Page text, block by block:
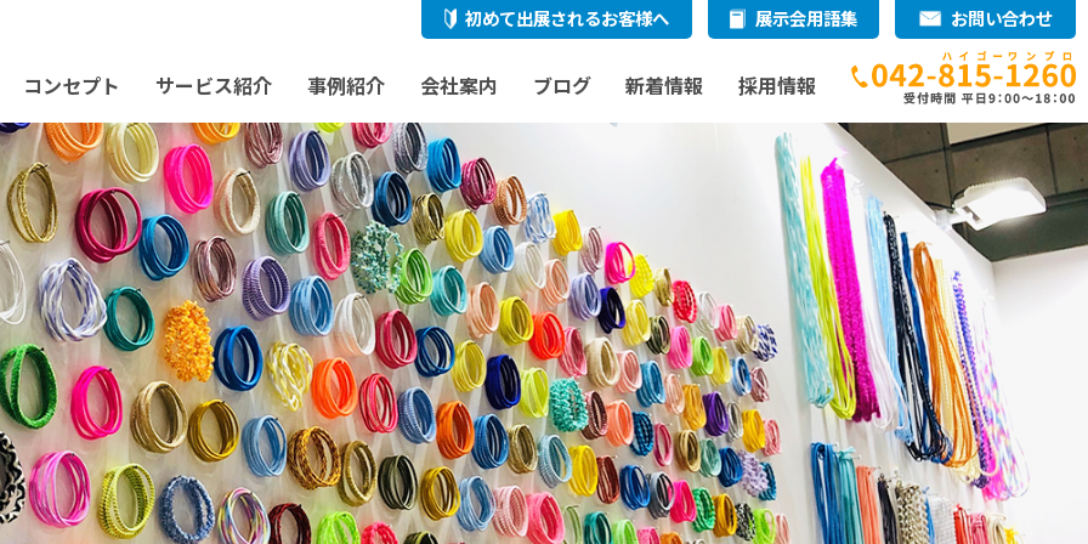
初めて出展されるお客様へ 展示会用語集 お問い合わせ
コンセプト サービス紹介 事例紹介 会社案内 ブログ 新着情報 採用情報